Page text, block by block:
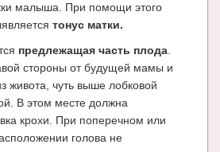
малыша. При помощи этого
тонус матки.
предлежащая часть плода
стороны от будущей мамы и
живота, чуть выше лобковой
В этом месте должна
крохи. При поперечном или
голова не